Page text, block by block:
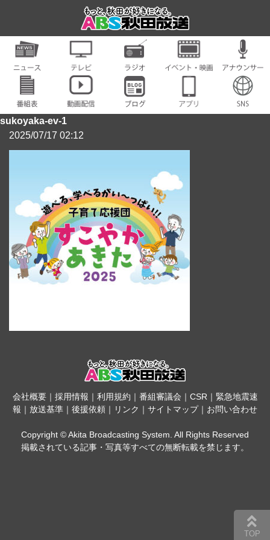
sukoyaka-ev-1
2025/07/17 02:12
会社概要｜ 採用情報 ｜ 利用規約 ｜ 番組審議会 ｜ CSR｜ 緊急地震速
報 ｜ 放送基準 ｜ 後援依頼 ｜ リンク ｜ サイトマップ｜ お問い合わせ
Copyright © Akita Broadcasting System. All Rights Reserved
掲載されている記事・写真等すべての無断転載を禁じます。